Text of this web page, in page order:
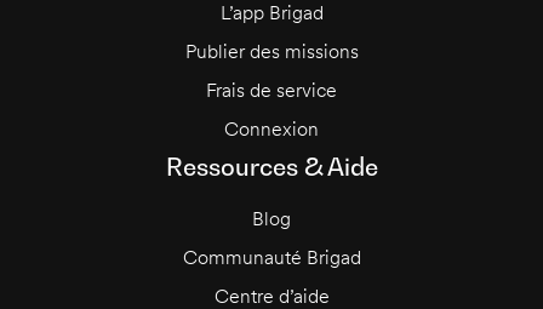
L’app Brigad
Publier des missions
Frais de service
Connexion
Ressources & Aide
Blog
Communauté Brigad
Centre d’aide